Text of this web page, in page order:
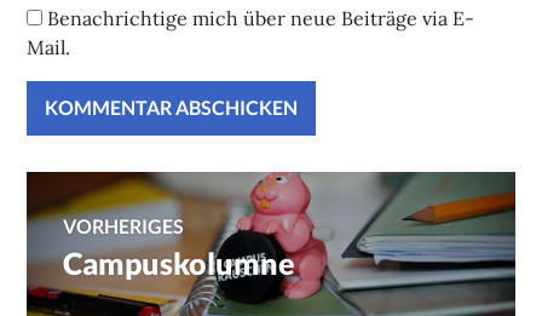
Benachrichtige mich über neue Beiträge via E-
Mail.
Beitragsnavigation
VORHERIGES
Vorheriger
Beitrag:
Campuskolumne